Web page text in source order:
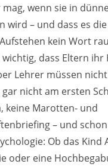
wenn sie in
wird – und dass es
kein Wort
dass Eltern ihr
Lehrer müssen
nicht am ersten
keine Marotten- und
– und
Ob das Kind
oder eine